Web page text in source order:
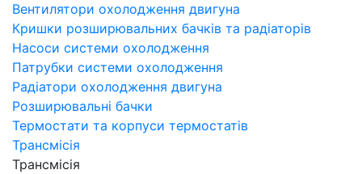
Вентилятори охолодження двигуна
Кришки розширювальних бачків та радіаторів
Насоси системи охолодження
Патрубки системи охолодження
Радіатори охолодження двигуна
Розширювальні бачки
Термостати та корпуси термостатів
Трансмісія
Трансмісія